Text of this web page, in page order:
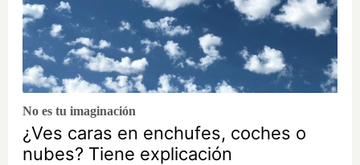
No es tu imaginación
¿Ves caras en enchufes, coches o
nubes? Tiene explicación